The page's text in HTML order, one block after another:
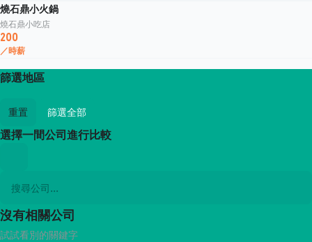
燒石鼎小火鍋
燒石鼎小吃店
200
／時薪
篩選地區
重置 篩選全部
選擇一間公司進行比較
沒有相關公司
試試看別的關鍵字